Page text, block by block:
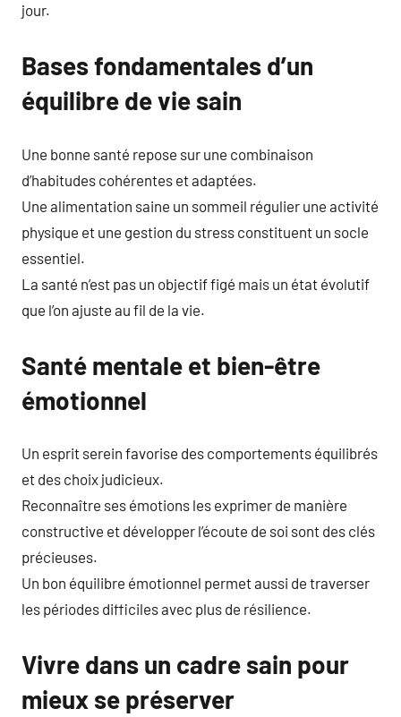
jour.
Bases fondamentales d’un
équilibre de vie sain
Une bonne santé repose sur une combinaison
d’habitudes cohérentes et adaptées.
Une alimentation saine un sommeil régulier une activité
physique et une gestion du stress constituent un socle
essentiel.
La santé n’est pas un objectif figé mais un état évolutif
que l’on ajuste au fil de la vie.
Santé mentale et bien-être
émotionnel
Un esprit serein favorise des comportements équilibrés
et des choix judicieux.
Reconnaître ses émotions les exprimer de manière
constructive et développer l’écoute de soi sont des clés
précieuses.
Un bon équilibre émotionnel permet aussi de traverser
les périodes difficiles avec plus de résilience.
Vivre dans un cadre sain pour
mieux se préserver